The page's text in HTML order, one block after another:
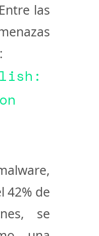
las
42% de
se